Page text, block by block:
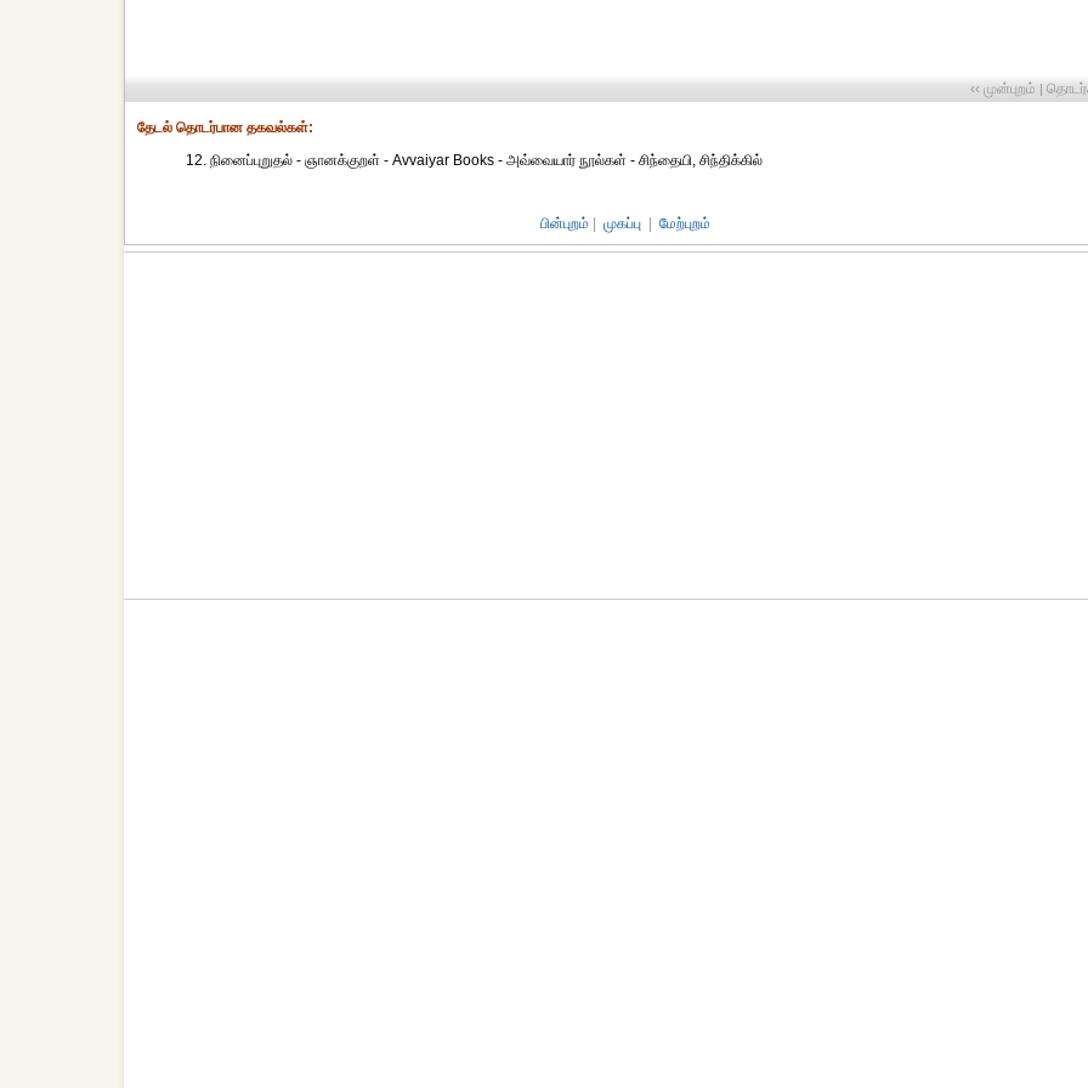
‹‹ முன்புறம் |
தேட‌ல் தொட‌ர்பான தகவ‌ல்க‌ள்:
12. நினைப்புறுதல் - ஞானக்குறள் - Avvaiyar Books - அவ்வையார் நூல்கள் - சிந்தையி, சிந்திக்கில்
பின்புறம் முகப்பு மேற்புறம்